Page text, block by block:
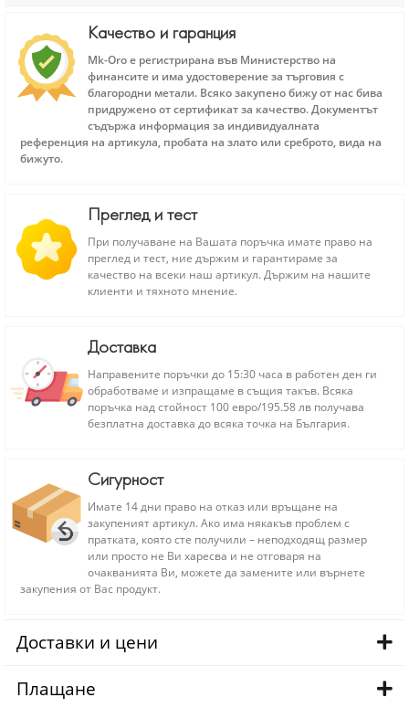
Качество и гаранция
Mk-Oro е регистрирана във Министерство на
финансите и има удостоверение за търговия с
благородни метали. Всяко закупено бижу от нас бива
придружено от сертификат за качество. Документът
съдържа информация за индивидуалната
референция на артикула, пробата на злато или среброто, вида на
бижуто.
Преглед и тест
При получаване на Вашата поръчка имате право на
преглед и тест, ние държим и гарантираме за
качество на всеки наш артикул. Държим на нашите
клиенти и тяхното мнение.
Доставка
Направените поръчки до 15:30 часа в работен ден ги
обработваме и изпращаме в същия такъв. Всяка
поръчка над стойност 100 евро/195.58 лв получава
безплатна доставка до всяка точка на България.
Сигурност
Имате 14 дни право на отказ или връщане на
закупеният артикул. Ако има някакъв проблем с
пратката, която сте получили – неподходящ размер
или просто не Ви харесва и не отговаря на
очакванията Ви, можете да замените или върнете
закупения от Вас продукт.
Доставки и цени
Плащане